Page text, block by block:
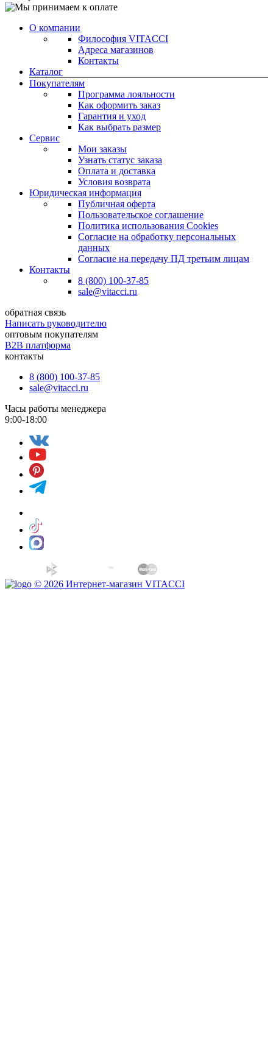
О компании
Философия VITACCI
Адреса магазинов
Контакты
Каталог
Покупателям
Программа лояльности
Как оформить заказ
Гарантия и уход
Как выбрать размер
Сервис
Мои заказы
Узнать статус заказа
Оплата и доставка
Условия возврата
Юридическая информация
Публичная оферта
Пользовательское соглашение
Политика использования Cookies
Согласие на обработку персональных
данных
Согласие на передачу ПД третьим лицам
Контакты
8 (800) 100-37-85
sale@vitacci.ru
обратная связь
Написать руководителю
оптовым покупателям
B2B платформа
контакты
8 (800) 100-37-85
sale@vitacci.ru
Часы работы менеджера
9:00-18:00
© 2026 Интернет-магазин VITACCI